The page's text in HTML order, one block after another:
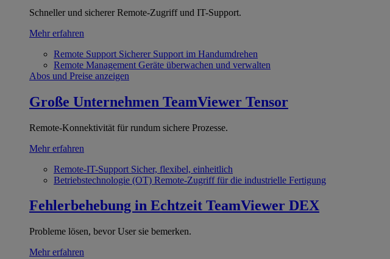
Schneller und sicherer Remote-Zugriff und IT-Support.
Mehr erfahren
Remote Support Sicherer Support im Handumdrehen
Remote Management Geräte überwachen und verwalten
Abos und Preise anzeigen
Große Unternehmen TeamViewer Tensor
Remote-Konnektivität für rundum sichere Prozesse.
Mehr erfahren
Remote-IT-Support Sicher, flexibel, einheitlich
Betriebstechnologie (OT) Remote-Zugriff für die industrielle Fertigung
Fehlerbehebung in Echtzeit TeamViewer DEX
Probleme lösen, bevor User sie bemerken.
Mehr erfahren